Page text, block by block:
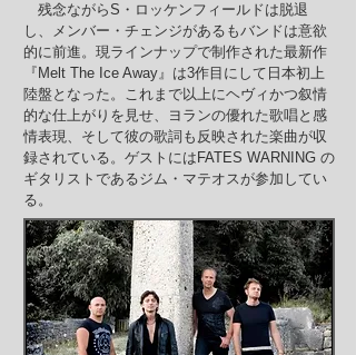
残念ながらS・ロッケンフィールドは脱退
し、メンバー・チェンジがあるもバンドは意欲
的に前進。現ラインナップで制作された最新作
『Melt The Ice Away』は3作目にして日本初上
陸盤となった。これまで以上にヘヴィかつ叙情
的な仕上がりを見せ、ヨランの優れた歌唱と感
情表現、そして彼の歌詞も反映された楽曲が収
録されている。ゲストにはFATES WARNING の
ギタリストであるジム・マテオスが参加してい
る。